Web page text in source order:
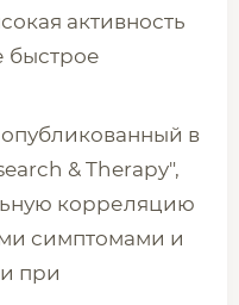
активность
быстрое
опубликованный в
& Therapy",
корреляцию
симптомами и
при